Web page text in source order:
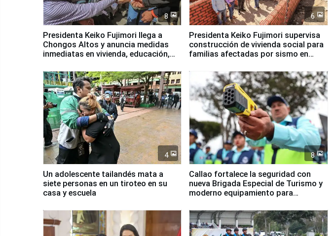
8
Presidenta Keiko Fujimori llega a
Chongos Altos y anuncia medidas
inmediatas en vivienda, educación,
6
Presidenta Keiko Fujimori supervisa
construcción de vivienda social para
familias afectadas por sismo en
4
Un adolescente tailandés mata a
siete personas en un tiroteo en su
casa y escuela
8
Callao fortalece la seguridad con
nueva Brigada Especial de Turismo y
moderno equipamiento para